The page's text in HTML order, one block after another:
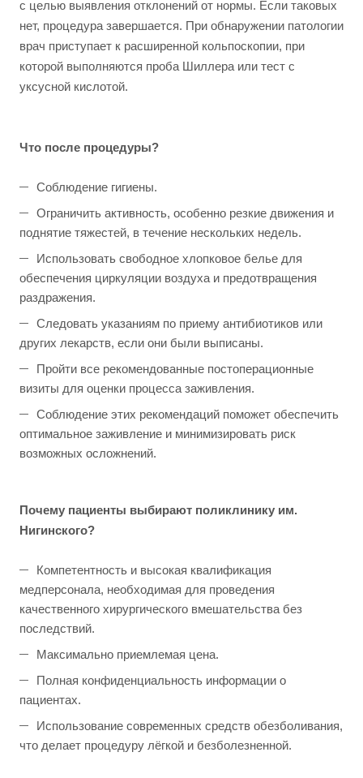
с целью выявления отклонений от нормы. Если таковых
нет, процедура завершается. При обнаружении патологии
врач приступает к расширенной кольпоскопии, при
которой выполняются проба Шиллера или тест с
уксусной кислотой.
Что после процедуры?
Соблюдение гигиены.
Ограничить активность, особенно резкие движения и
поднятие тяжестей, в течение нескольких недель.
Использовать свободное хлопковое белье для
обеспечения циркуляции воздуха и предотвращения
раздражения.
Следовать указаниям по приему антибиотиков или
других лекарств, если они были выписаны.
Пройти все рекомендованные постоперационные
визиты для оценки процесса заживления.
Соблюдение этих рекомендаций поможет обеспечить
оптимальное заживление и минимизировать риск
возможных осложнений.
Почему пациенты выбирают поликлинику им.
Нигинского?
Компетентность и высокая квалификация
медперсонала, необходимая для проведения
качественного хирургического вмешательства без
последствий.
Максимально приемлемая цена.
Полная конфиденциальность информации о
пациентах.
Использование современных средств обезболивания,
что делает процедуру лёгкой и безболезненной.